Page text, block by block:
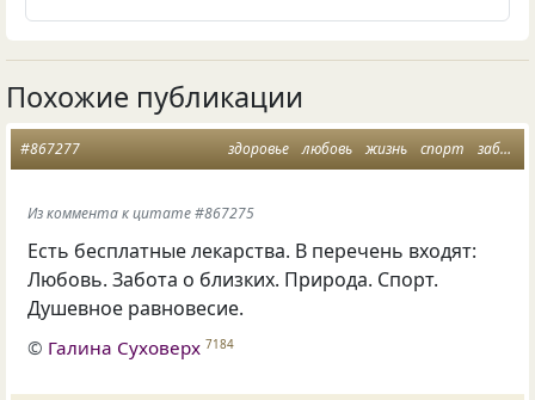
Похожие публикации
здоровье любовь жизнь спорт забота
#867277
Из коммента к цитате #867275
Есть бесплатные лекарства. В перечень входят:
Любовь. Забота о близких. Природа. Спорт.
Душевное равновесие.
© Галина Суховерх 7184